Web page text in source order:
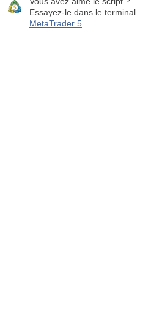
Essayez-le dans le terminal
MetaTrader 5